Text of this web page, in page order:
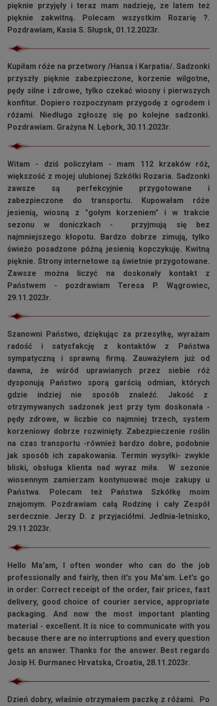
pięknie przyjęły i teraz mam nadzieję, ze latem też
pięknie zakwitną. Polecam wszystkim Rozarię ?.
Pozdrawiam, Kasia S. Słupsk, 01.12.2023r.
Kupiłam róże na przetwory /Hansa i Karpatia/. Sadzonki
przyszły pięknie zabezpieczone, korzenie wilgotne,
pędy silne i zdrowe, tylko czekać wiosny i pierwszych
konfitur. Dopiero rozpoczynam przygodę z ogrodem i
różami. Niedługo zgłoszę się po kolejne sadzonki.
Pozdrawiam. Grażyna N. Lębork, 30.11.2023r.
Witam - dziś policzyłam - mam 112 krzaków róż,
większość z mojej ulubionej Szkółki Rozaria. Sadzonki
zawsze są perfekcyjnie przygotowane i
zabezpieczone do transportu. Kupowałam róże
jesienią, wiosną z "gołym korzeniem" i w trakcie
sezonu w doniczkach - przyjmują się bez
najmniejszego kłopotu. Bardzo dobrze zimują, tylko
świeżo posadzone późną jesienią kopczykuję. Kwitną
pięknie. Strony internetowe są świetnie przygotowane.
Zawsze można liczyć na doskonały kontakt z
Państwem - pozdrawiam Teresa P. Wągrowiec,
29.11.2023r.
Szanowni Państwo, dziękując za przesyłkę, wyrażam
radość i satysfakcję z kontaktów z Państwa
sympatyczną i sprawną firmą. Zauważyłem już od
dawna, że wśród uprawianych przez siebie róż
dysponują Państwo sporą garścią odmian, których
gdzie indziej nie sposób znaleźć. Jakość z
otrzymywanych sadzonek jest przy tym doskonała -
pędy zdrowe, w liczbie co najmniej trzech, system
korzeniowy dobrze rozwinięty. Zabezpieczenie roślin
na czas transportu -również bardzo dobre, podobnie
jak sposób ich zapakowania. Termin wysyłki- zwykle
bliski, obsługa klienta nad wyraz miła. W sezonie
wiosennym zamierzam kontynuować moje zakupy u
Państwa. Polecam też Państwa Szkółkę moim
znajomym. Pozdrawiam całą Rodzinę i cały Zespół
serdecznie. Jerzy D. z przyjaciółmi. Jedlnia-letnisko,
29.11.2023r.
Hello Ma'am, I often wonder who can do the job
professionally and fairly, then it's you Ma'am. Let's go
in order: Correct receipt of the order, fair prices, fast
delivery, good choice of courier service, appropriate
packaging. And now the most important planting
material - excellent. It is nice to communicate with you
because there are no interruptions and every question
gets an answer. Thanks for the answer. Best regards
Josip H. Đurmanec Hrvatska, Croatia, 28.11.2023r.
Dzień dobry, właśnie otrzymałem paczkę z różami. Po